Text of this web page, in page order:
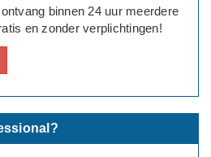
mogelijkbinnen 24 uur meerdere
en zonder verplichtingen!